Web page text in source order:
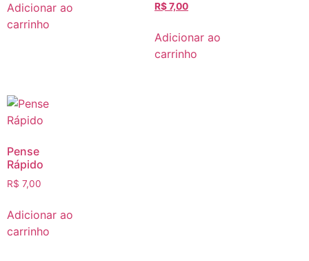
Adicionar ao
carrinho
R$7,00
Adicionar ao
carrinho
Pense
Rápido
R$ 7,00
Adicionar ao
carrinho